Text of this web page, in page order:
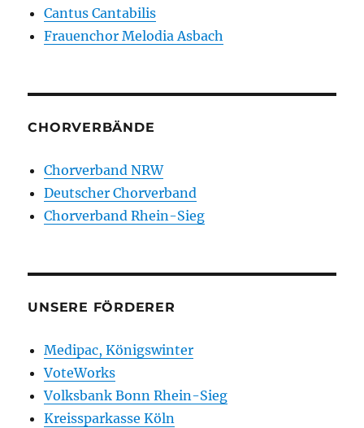
Cantus Cantabilis
Frauenchor Melodia Asbach
CHORVERBÄNDE
Chorverband NRW
Deutscher Chorverband
Chorverband Rhein-Sieg
UNSERE FÖRDERER
Medipac, Königswinter
VoteWorks
Volksbank Bonn Rhein-Sieg
Kreissparkasse Köln